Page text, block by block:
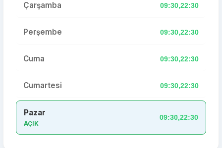
Çarşamba 09:30,22:30
Perşembe 09:30,22:30
Cuma 09:30,22:30
Cumartesi 09:30,22:30
Pazar
AÇIK
09:30,22:30